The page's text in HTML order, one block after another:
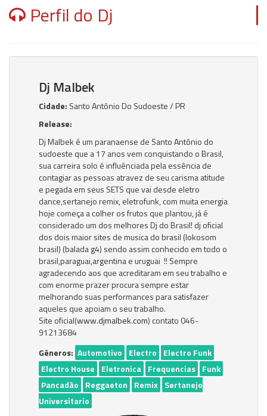
Perfil do Dj
Dj Malbek
Cidade: Santo Antônio Do Sudoeste / PR
Release:
Dj Malbek é um paranaense de Santo Antônio do
sudoeste que a 17 anos vem conquistando o Brasil,
sua carreira solo é influênciada pela essência de
contagiar as pessoas atravez de seu carisma atitude
e pegada em seus SETS que vai desde eletro
dance,sertanejo remix, eletrofunk, com muita energia
hoje começa a colher os frutos que plantou, já é
considerado um dos melhores Dj do Brasil! dj oficial
dos dois maior sites de musica do brasil (lokosom
brasil) (balada g4) sendo assim conhecido em todo o
brasil,paraguai,argentina e uruguai !! Sempre
agradecendo aos que acreditaram em seu trabalho e
com enorme prazer procura sempre estar
melhorando suas performances para satisfazer
aqueles que apoiam o seu trabalho.
Site oficial(www.djmalbek.com) contato 046-
91213684
Gêneros: Automotivo Electro
Electro Funk
Electro House
Eletronica Frequencias Funk
Pancadão
Reggaeton Remix Sertanejo
Universitario